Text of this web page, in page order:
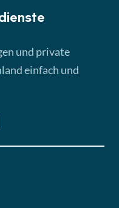
und private
einfach und